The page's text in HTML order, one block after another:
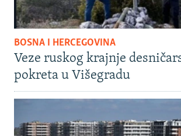
BOSNA I HERCEGOVINA
Veze ruskog krajnje
pokreta u Višegradu